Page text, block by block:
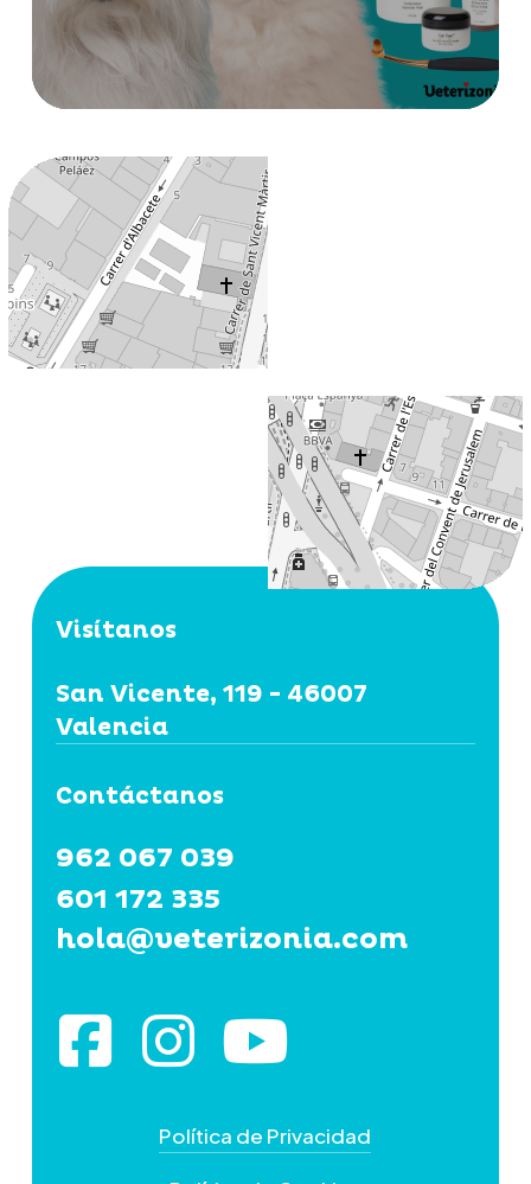
Visítanos
San Vicente, 119 - 46007
Valencia
Contáctanos
962 067 039
601 172 335
hola@veterizonia.com
Política de Privacidad